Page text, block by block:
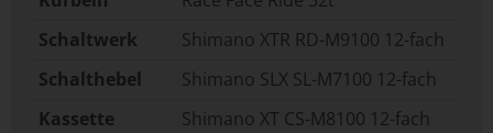
Schaltwerk
Shimano XTR RD-M9100 12-fach
Schalthebel
Shimano SLX SL-M7100 12-fach
Kassette
Shimano XT CS-M8100 12-fach